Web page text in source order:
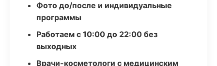
Фото до/после и индивидуальные
программы
Работаем с 10:00 до 22:00 без
выходных
Врачи-косметологи с медицинским